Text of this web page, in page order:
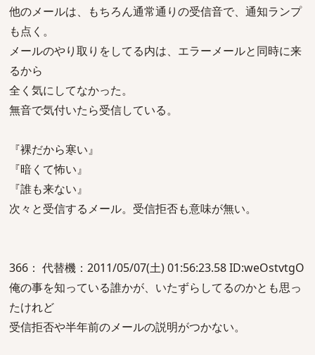
他のメールは、もちろん通常通りの受信音で、通知ランプ
も点く。
メールのやり取りをしてる内は、エラーメールと同時に来
るから
全く気にしてなかった。
無音で気付いたら受信している。
『裸だから寒い』
『暗くて怖い』
『誰も来ない』
次々と受信するメール。受信拒否も意味が無い。
366： 代替機：2011/05/07(土) 01:56:23.58 ID:weOstvtgO
俺の事を知っている誰かが、いたずらしてるのかとも思っ
たけれど
受信拒否や半年前のメールの説明がつかない。